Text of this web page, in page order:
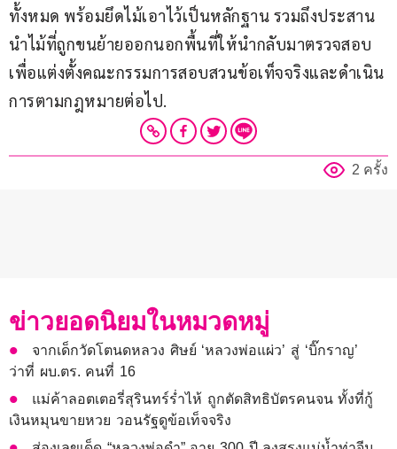
ทั้งหมด พร้อมยึดไม้เอาไว้เป็นหลักฐาน รวมถึงประสาน
นำไม้ที่ถูกขนย้ายออกนอกพื้นที่ให้นำกลับมาตรวจสอบ
เพื่อแต่งตั้งคณะกรรมการสอบสวนข้อเท็จจริงและดำเนิน
การตามกฎหมายต่อไป.
2 ครั้ง
ข่าวยอดนิยมในหมวดหมู่
จากเด็กวัดโตนดหลวง ศิษย์ ‘หลวงพ่อแผ่ว’ สู่ ‘บิ๊กราญ’
ว่าที่ ผบ.ตร. คนที่ 16
แม่ค้าลอตเตอรี่สุรินทร์ร่ำไห้ ถูกตัดสิทธิบัตรคนจน ทั้งที่กู้
เงินหมุนขายหวย วอนรัฐดูข้อเท็จจริง